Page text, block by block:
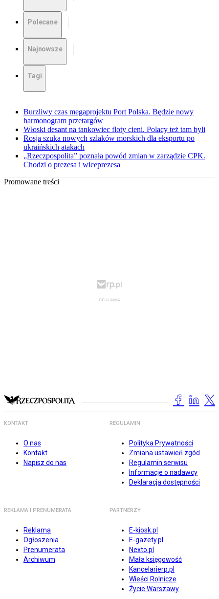
Polecane
Najnowsze
Tagi
Burzliwy czas megaprojektu Port Polska. Będzie nowy
harmonogram przetargów
Włoski desant na tankowiec floty cieni. Polacy też tam byli
Rosja szuka nowych szlaków morskich dla eksportu po
ukraińskich atakach
„Rzeczpospolita” poznała powód zmian w zarządzie CPK.
Chodzi o prezesa i wiceprezesa
Promowane treści
KONTAKT
O nas
Kontakt
Napisz do nas
REGULAMIN
Polityka Prywatności
Zmiana ustawień zgód
Regulamin serwisu
Informacje o nadawcy
Deklaracja dostępności
REKLAMA I PRENUMERATA
Reklama
Ogłoszenia
Prenumerata
Archiwum
PARTNERZY
E-kiosk.pl
E-gazety.pl
Nexto.pl
Mała księgowość
Kancelarierp.pl
Wieści Rolnicze
Życie Warszawy